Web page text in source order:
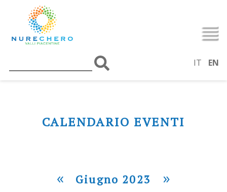
IT EN
CALENDARIO EVENTI
« Giugno 2023 »